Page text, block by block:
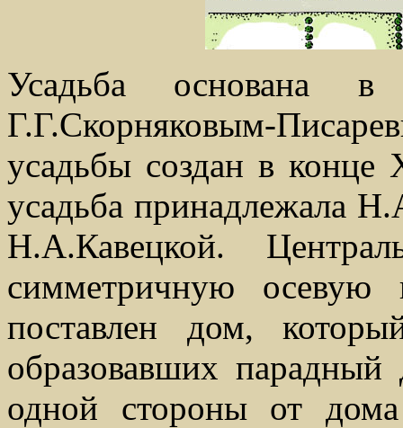
Усадьба основана
Г.Г.Скорняковым-
усадьбы создан в
усадьба принадлежала
Н.А.Кавецкой.
симметричную осевую
поставлен дом,
образовавших
одной стороны от